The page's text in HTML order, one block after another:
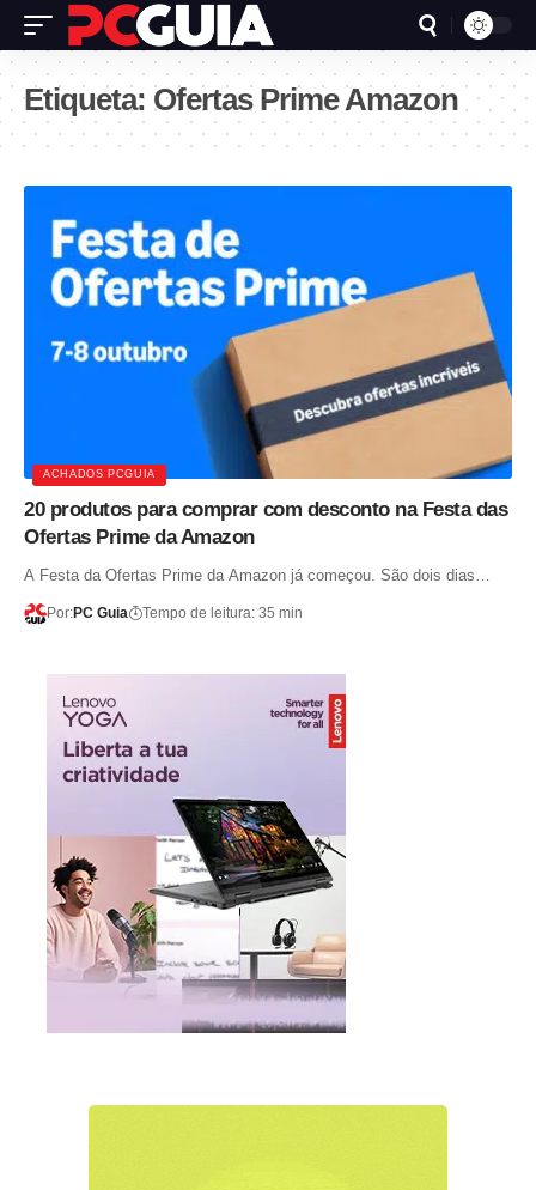
Etiqueta: Ofertas Prime Amazon
ACHADOS PCGUIA
20 produtos para comprar com desconto na Festa das
Ofertas Prime da Amazon
A Festa da Ofertas Prime da Amazon já começou. São dois dias…
Por:PC Guia Tempo de leitura: 35 min